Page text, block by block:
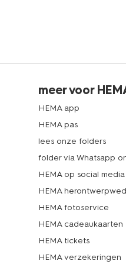
meer voor
HEMA app
HEMA pas
lees onze folders
folder via Whatsapp
HEMA op social media
HEMA
HEMA fotoservice
HEMA cadeaukaarten
HEMA tickets
HEMA verzekeringen